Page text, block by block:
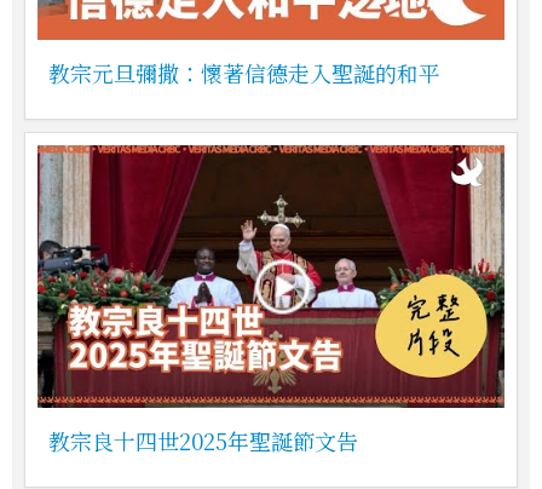
教宗元旦彌撒：懷著信德走入聖誕的和平
教宗良十四世2025年聖誕節文告